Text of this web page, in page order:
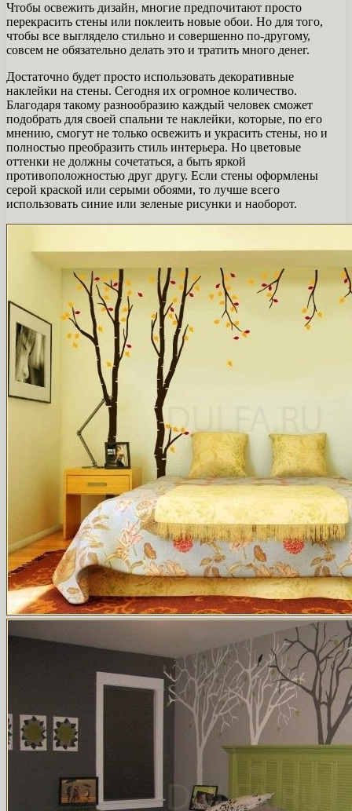
Чтобы освежить дизайн, многие предпочитают просто
перекрасить стены или поклеить новые обои. Но для того,
чтобы все выглядело стильно и совершенно по-другому,
совсем не обязательно делать это и тратить много денег.
Достаточно будет просто использовать декоративные
наклейки на стены. Сегодня их огромное количество.
Благодаря такому разнообразию каждый человек сможет
подобрать для своей спальни те наклейки, которые, по его
мнению, смогут не только освежить и украсить стены, но и
полностью преобразить стиль интерьера. Но цветовые
оттенки не должны сочетаться, а быть яркой
противоположностью друг другу. Если стены оформлены
серой краской или серыми обоями, то лучше всего
использовать синие или зеленые рисунки и наоборот.